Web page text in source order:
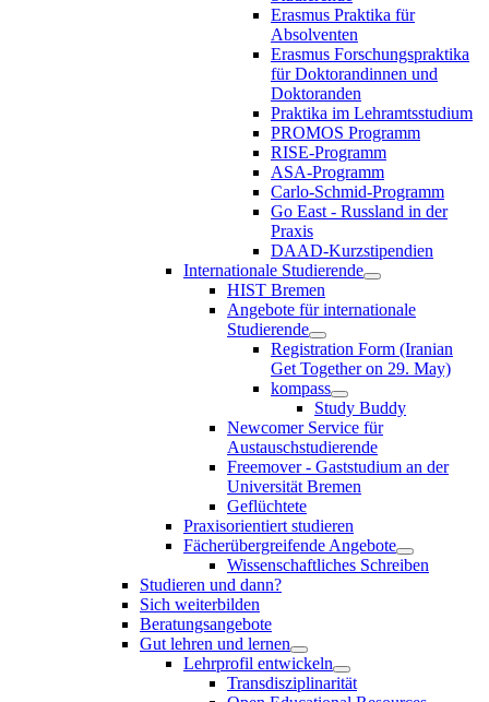
Erasmus Praktika für
Absolventen
Erasmus Forschungspraktika
für Doktorandinnen und
Doktoranden
Praktika im Lehramtsstudium
PROMOS Programm
RISE-Programm
ASA-Programm
Carlo-Schmid-Programm
Go East - Russland in der
Praxis
DAAD-Kurzstipendien
Internationale Studierende
HIST Bremen
Angebote für internationale
Studierende
Registration Form (Iranian
Get Together on 29. May)
kompass
Study Buddy
Newcomer Service für
Austauschstudierende
Freemover - Gaststudium an der
Universität Bremen
Geflüchtete
Praxisorientiert studieren
Fächerübergreifende Angebote
Wissenschaftliches Schreiben
Studieren und dann?
Sich weiterbilden
Beratungsangebote
Gut lehren und lernen
Lehrprofil entwickeln
Transdisziplinarität